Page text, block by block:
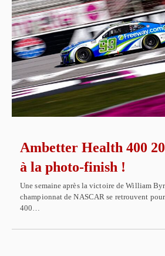
Ambetter Health 400
à la photo-finish !
Une semaine après la victoire de William
championnat de NASCAR se retrouvent
400…